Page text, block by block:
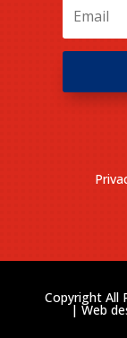
Copyright All
| Web